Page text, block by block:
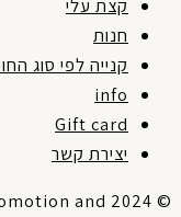
קצת עלי
חנות
קנייה לפי סוג החומר
info
Gift card
יצירת קשר
- promotion and